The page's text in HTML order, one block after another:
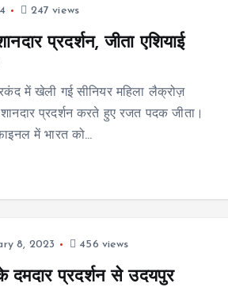
247 views
प्रदर्शन, जीता एशियाई
में खेली गई सीनियर महिला लैक्रोज़
शानदार प्रदर्शन करते हुए रजत पदक जीता।
में भारत को…
8, 2023 456 views
दमदार प्रदर्शन से उदयपुर